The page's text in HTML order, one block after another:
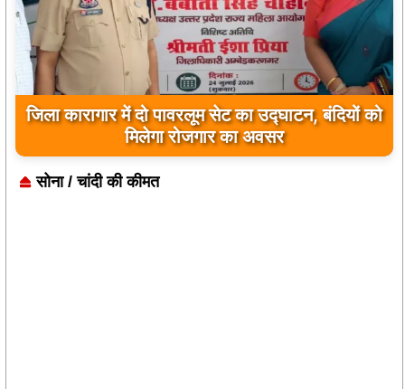
उम्मे हबीबा ने परीक्षा की पास बनी अधिवक्ता
सोना / चांदी की कीमत